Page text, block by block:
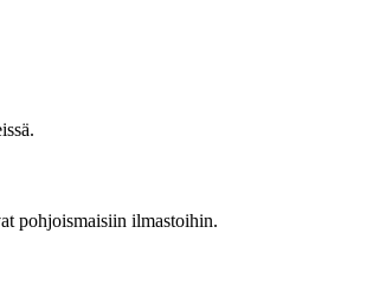
pohjoismaisiin ilmastoihin.